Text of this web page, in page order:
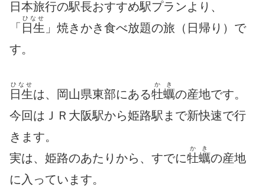
日本旅行の駅長おすすめ駅プランより、
「 日生
ひなせ
」焼きかき食べ放題の旅（日帰り）で
す。
日生
ひなせ
は、岡山県東部にある牡蠣
かき
の産地です。
今回はＪＲ大阪駅から姫路駅まで新快速で行
きます。
実は、姫路のあたりから、すでに牡蠣
かき
の産地
に入っています。